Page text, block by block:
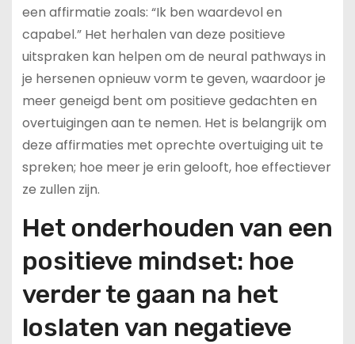
een affirmatie zoals: “Ik ben waardevol en
capabel.” Het herhalen van deze positieve
uitspraken kan helpen om de neural pathways in
je hersenen opnieuw vorm te geven, waardoor je
meer geneigd bent om positieve gedachten en
overtuigingen aan te nemen. Het is belangrijk om
deze affirmaties met oprechte overtuiging uit te
spreken; hoe meer je erin gelooft, hoe effectiever
ze zullen zijn.
Het onderhouden van een
positieve mindset: hoe
verder te gaan na het
loslaten van negatieve